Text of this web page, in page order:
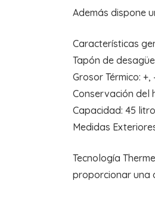
Además dispone
Características
Tapón de
Grosor Térmico: +,
Conservación del
Capacidad: 45
Medidas
Tecnología
proporcionar una